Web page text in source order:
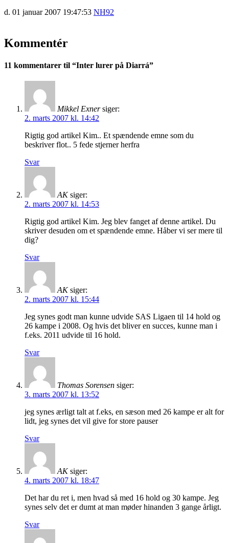
d. 01 januar 2007 19:47:53 NH92
Kommentér
11 kommentarer til “Inter lurer på Diarrá”
Mikkel Exner siger:
2. marts 2007 kl. 14:42
Rigtig god artikel Kim.. Et spændende emne som du
beskriver flot.. 5 fede stjerner herfra
Svar
AK siger:
2. marts 2007 kl. 14:53
Rigtig god artikel Kim. Jeg blev fanget af denne artikel. Du
skriver desuden om et spændende emne. Håber vi ser mere til
dig?
Svar
AK siger:
2. marts 2007 kl. 15:44
Jeg synes godt man kunne udvide SAS Ligaen til 14 hold og
26 kampe i 2008. Og hvis det bliver en succes, kunne man i
f.eks. 2011 udvide til 16 hold.
Svar
Thomas Sorensen siger:
3. marts 2007 kl. 13:52
jeg synes ærligt talt at f.eks, en sæson med 26 kampe er alt for
lidt, jeg synes det vil give for store pauser
Svar
AK siger:
4. marts 2007 kl. 18:47
Det har du ret i, men hvad så med 16 hold og 30 kampe. Jeg
synes selv det er dumt at man møder hinanden 3 gange årligt.
Svar